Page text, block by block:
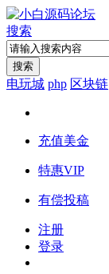
搜索
搜索
电玩城 php 区块链
充值美金
特惠VIP
有偿投稿
注册
登录